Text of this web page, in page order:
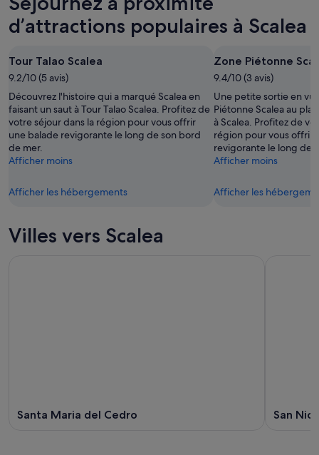
7
août
8
août
pour
demain
soir,
août
-
9
août
à
Scalea
pour
week-
end,
7
août
-
9
août
d’attractions populaires à Scalea
Tour Talao Scalea
9.2/10 (5 avis)
Découvrez l'histoire qui a marqué Scalea en
faisant un saut à Tour Talao Scalea. Profitez de
votre séjour dans la région pour vous offrir
une balade revigorante le long de son bord
de mer.
Afficher moins
Afficher les hébergements
Zone Piétonne
9.4/10 (3 avis)
Une petite sortie en
Piétonne Scalea au
à Scalea. Profitez de
région pour vous offrir
revigorante le long de
Afficher moins
Afficher les
Villes vers Scalea
Santa Maria del Cedro San